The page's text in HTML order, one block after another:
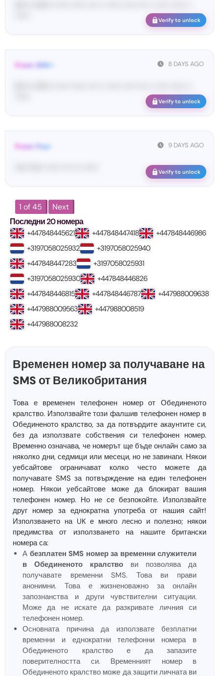
Verify to unlock
8 DAYS AGO
From: SHE••
Verify to unlock
9 DAYS AGO
From: Pos•
Verify to unlock
1 of 45
Next
Последни 20 номера
+447848445621 +447848447418
+447848446986
+3197058025932
+3197058025940
+447848447283
+3197058025931
+3197058025930
+447848446826
+447848446815
+447848446787
+447988009638
+447988009563
+447988008519
+447988008232
Временен номер за получаване на
SMS от Великобритания
Това е временен телефонен номер от Обединеното
кралство. Използвайте този фалшив телефонен номер в
Обединеното кралство, за да потвърдите акаунтите си,
без да използвате собствения си телефонен номер.
Временно означава, че номерът ще бъде онлайн само за
няколко дни, седмици или месеци, но не завинаги. Някои
уебсайтове ограничават колко често можете да
получавате SMS за потвърждение на един телефонен
номер. Някои уебсайтове може да блокират вашия
телефонен номер. Но не се безпокойте. Използвайте
друг номер за еднократна употреба от нашия сайт!
Използването на UK е много лесно и полезно; някои
предимства от използването на нашите британски
номера са:
А безплатен SMS номер за временни служители
в Обединеното кралство ви позволява да
получавате временни SMS. Това ви прави
анонимни. Това е жизненоважно за онлайн
запознанства и други чувствителни ситуации.
Може да не искате да разкривате личния си
телефонен номер.
Основната причина да използвате безплатни
временни и еднократни телефонни номера в
Обединеното кралство е да запазите
поверителността си. Временният номер в
Обединеното кралство може да защити личната ви